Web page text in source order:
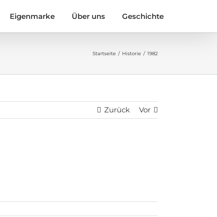
Eigenmarke Über uns Geschichte
Startseite Historie 1982
Zurück Vor